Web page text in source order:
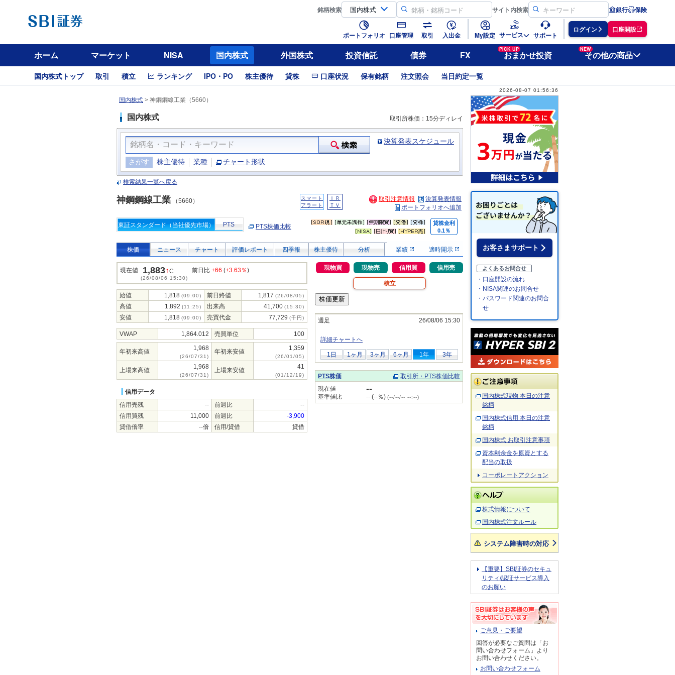
銘柄検索 サイト内検索 銀行 保険
ポートフォリオ 口座管理 取引 入出金 My設定 サービス サポート
ログイン 口座開設
ホーム マーケット NISA 国内株式 外国株式 投資信託 債券 FX
PICK UP
おまかせ投資
NEW
その他の商品
国内株式トップ 取引 積立 ランキング IPO・PO 株主優待 貸株 口座状況 保有銘柄 注文照会 当日約定一覧
2026-08-07 01:56:36
国内株式 > 神鋼鋼線工業（5660）
国内株式 取引所株価：15分ディレイ
決算発表スケジュール
さがす 株主優待 業種 チャート形状
検索結果一覧へ戻る
神鋼鋼線工業 （5660）
スマート
アラート
ＩＲ
ＴＶ
取引注意情報
決算発表情報
ポートフォリオへ追加
東証スタンダード（当社優先市場） PTS PTS株価比較
貸株金利
0.1％
株価 ニュース チャート 評価レポート 四季報 株主優待 分析 業績 適時開示
現在値 1,883↑C
(26/08/06 15:30)
前日比 +66 (+3.63％)
始値 1,818 (09:00) 前日終値 1,817 (26/08/05)
高値 1,892 (11:25) 出来高 41,700 (15:30)
安値 1,818 (09:00) 売買代金 77,729 (千円)
VWAP 1,864.012 売買単位 100
年初来高値 1,968
(26/07/31)
年初来安値 1,359
(26/01/05)
上場来高値 1,968
(26/07/31)
上場来安値 41
(01/12/19)
信用データ
信用売残
-- 前週比
--
信用買残
11,000 前週比
-3,900
貸借倍率
--倍 信用/貸借 貸借
現物買 現物売 信用買 信用売
積立
週足 26/08/06 15:30
詳細チャートへ
1日 1ヶ月 3ヶ月 6ヶ月 1年 3年
PTS株価
取引所・PTS株価比較
現在値
--
基準値比 -- (--％) (--/--/-- --:--)
お客さまサポート
よくあるお問合せ
・口座開設の流れ
・NISA関連のお問合せ
・パスワード関連のお問合
せ
国内株式現物 本日の注意
銘柄
国内株式信用 本日の注意
銘柄
国内株式 お取引注意事項
資本剰余金を原資とする
配当の取扱
コーポレートアクション
株式情報について
国内株式注文ルール
システム障害時の対応
【重要】SBI証券のセキュ
リティ/認証サービス導入
のお願い
ご意見・ご要望
回答が必要なご質問は「お
問い合わせフォーム」より
お問い合わせください。
お問い合わせフォーム